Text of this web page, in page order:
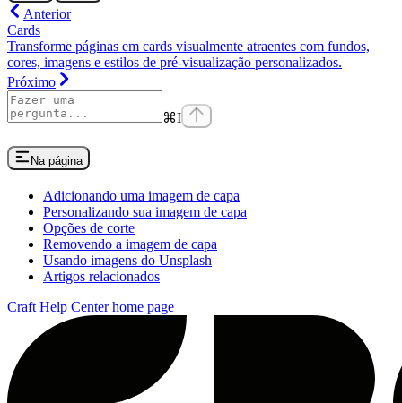
Anterior
Cards
Transforme páginas em cards visualmente atraentes com fundos,
cores, imagens e estilos de pré-visualização personalizados.
Próximo
⌘I
Na página
Adicionando uma imagem de capa
Personalizando sua imagem de capa
Opções de corte
Removendo a imagem de capa
Usando imagens do Unsplash
Artigos relacionados
Craft Help Centerhome page